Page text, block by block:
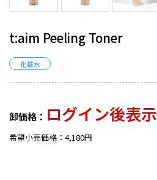
t:aim Peeling Toner
化粧水
卸価格： ログイン後表示
希望小売価格：4,180円